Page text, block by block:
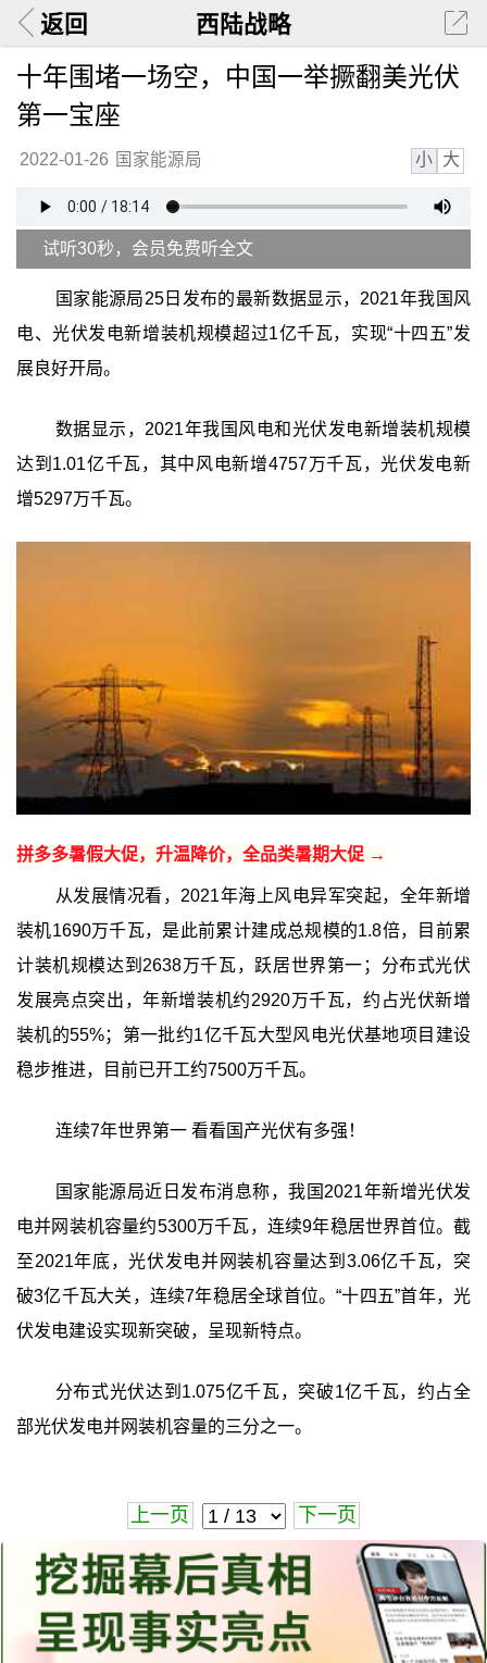
返回 西陆战略
十年围堵一场空，中国一举撅翻美光伏
第一宝座
2022-01-26 国家能源局 小 大
试听30秒，会员免费听全文
国家能源局25日发布的最新数据显示，2021年我国风
电、光伏发电新增装机规模超过1亿千瓦，实现“十四五”发
展良好开局。
数据显示，2021年我国风电和光伏发电新增装机规模
达到1.01亿千瓦，其中风电新增4757万千瓦，光伏发电新
增5297万千瓦。
拼多多暑假大促，升温降价，全品类暑期大促 →
从发展情况看，2021年海上风电异军突起，全年新增
装机1690万千瓦，是此前累计建成总规模的1.8倍，目前累
计装机规模达到2638万千瓦，跃居世界第一；分布式光伏
发展亮点突出，年新增装机约2920万千瓦，约占光伏新增
装机的55%；第一批约1亿千瓦大型风电光伏基地项目建设
稳步推进，目前已开工约7500万千瓦。
连续7年世界第一 看看国产光伏有多强！
国家能源局近日发布消息称，我国2021年新增光伏发
电并网装机容量约5300万千瓦，连续9年稳居世界首位。截
至2021年底，光伏发电并网装机容量达到3.06亿千瓦，突
破3亿千瓦大关，连续7年稳居全球首位。“十四五”首年，光
伏发电建设实现新突破，呈现新特点。
分布式光伏达到1.075亿千瓦，突破1亿千瓦，约占全
部光伏发电并网装机容量的三分之一。
上一页 下一页